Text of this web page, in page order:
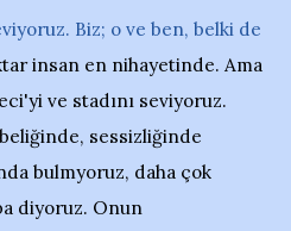
Biz; o ve ben, belki de
insan en nihayetinde. Ama
ve stadını seviyoruz.
sessizliğinde
bulmyoruz, daha çok
diyoruz. Onun